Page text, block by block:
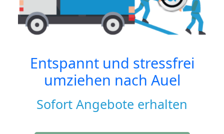
Entspannt und stressfrei
umziehen nach Auel
Sofort Angebote erhalten